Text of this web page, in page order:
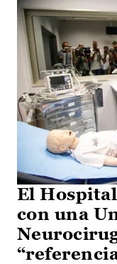
El
con una